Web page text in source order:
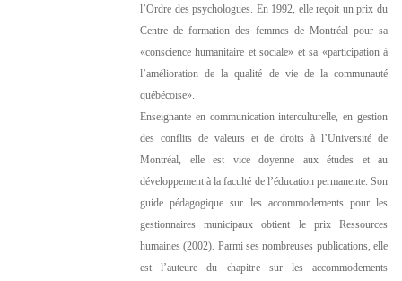
l’Ordre des psychologues. En 1992, elle reçoit un prix du
Centre de formation des femmes de Montréal pour sa
«conscience humanitaire et sociale» et sa «participation à
l’amélioration de la qualité de vie de la communauté
québécoise».
Enseignante en communication interculturelle, en gestion
des conflits de valeurs et de droits à l’Université de
Montréal, elle est vice doyenne aux études et au
développement à la faculté de l’éducation permanente. Son
guide pédagogique sur les accommodements pour les
gestionnaires municipaux obtient le prix Ressources
humaines (2002). Parmi ses nombreuses publications, elle
est l’auteure du chapitre sur les accommodements